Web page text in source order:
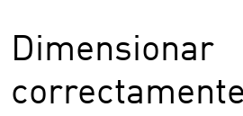
Dimensionar